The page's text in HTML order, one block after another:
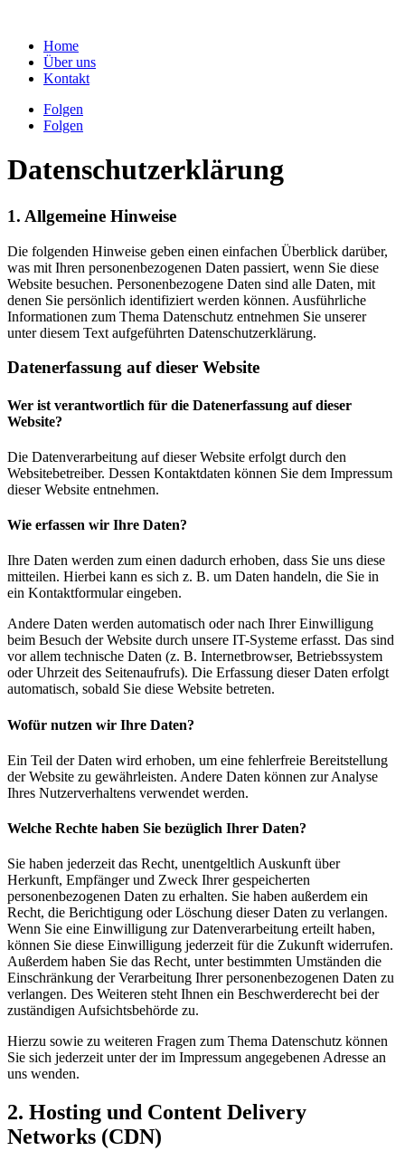
Home
Über uns
Kontakt
Folgen
Folgen
Datenschutz­erklärung
1. Allgemeine Hinweise
Die folgenden Hinweise geben einen einfachen Überblick darüber,
was mit Ihren personenbezogenen Daten passiert, wenn Sie diese
Website besuchen. Personenbezogene Daten sind alle Daten, mit
denen Sie persönlich identifiziert werden können. Ausführliche
Informationen zum Thema Datenschutz entnehmen Sie unserer
unter diesem Text aufgeführten Datenschutzerklärung.
Datenerfassung auf dieser Website
Wer ist verantwortlich für die Datenerfassung auf dieser
Website?
Die Datenverarbeitung auf dieser Website erfolgt durch den
Websitebetreiber. Dessen Kontaktdaten können Sie dem Impressum
dieser Website entnehmen.
Wie erfassen wir Ihre Daten?
Ihre Daten werden zum einen dadurch erhoben, dass Sie uns diese
mitteilen. Hierbei kann es sich z. B. um Daten handeln, die Sie in
ein Kontaktformular eingeben.
Andere Daten werden automatisch oder nach Ihrer Einwilligung
beim Besuch der Website durch unsere IT-Systeme erfasst. Das sind
vor allem technische Daten (z. B. Internetbrowser, Betriebssystem
oder Uhrzeit des Seitenaufrufs). Die Erfassung dieser Daten erfolgt
automatisch, sobald Sie diese Website betreten.
Wofür nutzen wir Ihre Daten?
Ein Teil der Daten wird erhoben, um eine fehlerfreie Bereitstellung
der Website zu gewährleisten. Andere Daten können zur Analyse
Ihres Nutzerverhaltens verwendet werden.
Welche Rechte haben Sie bezüglich Ihrer Daten?
Sie haben jederzeit das Recht, unentgeltlich Auskunft über
Herkunft, Empfänger und Zweck Ihrer gespeicherten
personenbezogenen Daten zu erhalten. Sie haben außerdem ein
Recht, die Berichtigung oder Löschung dieser Daten zu verlangen.
Wenn Sie eine Einwilligung zur Datenverarbeitung erteilt haben,
können Sie diese Einwilligung jederzeit für die Zukunft widerrufen.
Außerdem haben Sie das Recht, unter bestimmten Umständen die
Einschränkung der Verarbeitung Ihrer personenbezogenen Daten zu
verlangen. Des Weiteren steht Ihnen ein Beschwerderecht bei der
zuständigen Aufsichtsbehörde zu.
Hierzu sowie zu weiteren Fragen zum Thema Datenschutz können
Sie sich jederzeit unter der im Impressum angegebenen Adresse an
uns wenden.
2. Hosting und Content Delivery
Networks (CDN)